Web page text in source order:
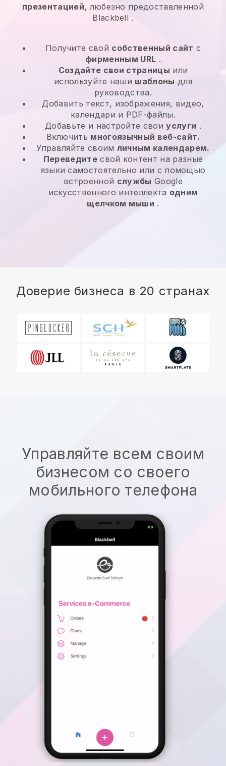
презентацией, любезно предоставленной
Blackbell .
Получите свой собственный сайт с
фирменным URL .
Создайте свои страницы или
используйте наши шаблоны для
руководства.
Добавить текст, изображения, видео,
календари и PDF-файлы.
Добавьте и настройте своиуслуги .
Включить многоязычный веб-сайт.
Управляйте своим личным календарем.
Переведитесвой контент на разные
языки самостоятельно или с помощью
встроенной службы Google
искусственного интеллекта одним
щелчком мыши .
Доверие бизнеса в 20 странах
Управляйте всем своим
бизнесом со своего
мобильного телефона